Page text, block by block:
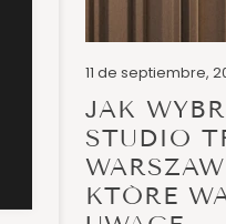
11 de septiembre,
JAK
STUDIO
KTÓRE